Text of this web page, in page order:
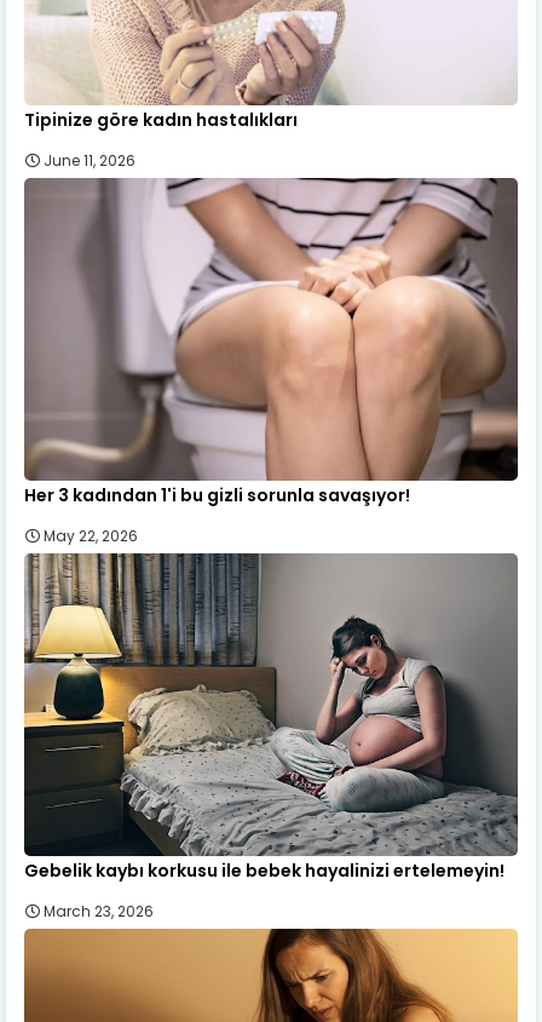
Tipinize göre kadın hastalıkları
June 11, 2026
Her 3 kadından 1'i bu gizli sorunla savaşıyor!
May 22, 2026
Gebelik kaybı korkusu ile bebek hayalinizi ertelemeyin!
March 23, 2026